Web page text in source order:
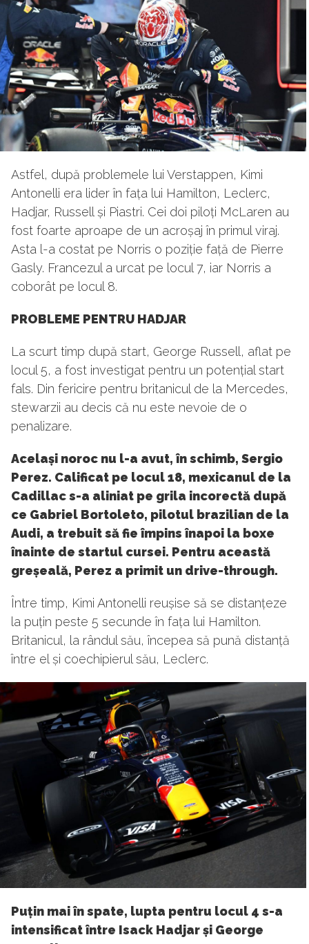
Astfel, după problemele lui Verstappen, Kimi
Antonelli era lider în fața lui Hamilton, Leclerc,
Hadjar, Russell și Piastri. Cei doi piloți McLaren au
fost foarte aproape de un acroșaj în primul viraj.
Asta l-a costat pe Norris o poziție față de Pierre
Gasly. Francezul a urcat pe locul 7, iar Norris a
coborât pe locul 8.
PROBLEME PENTRU HADJAR
La scurt timp după start, George Russell, aflat pe
locul 5, a fost investigat pentru un potențial start
fals. Din fericire pentru britanicul de la Mercedes,
stewarzii au decis că nu este nevoie de o
penalizare.
Același noroc nu l-a avut, în schimb, Sergio
Perez. Calificat pe locul 18, mexicanul de la
Cadillac s-a aliniat pe grila incorectă după
ce Gabriel Bortoleto, pilotul brazilian de la
Audi, a trebuit să fie împins înapoi la boxe
înainte de startul cursei. Pentru această
greșeală, Perez a primit un drive-through.
Între timp, Kimi Antonelli reușise să se distanțeze
la puțin peste 5 secunde în fața lui Hamilton.
Britanicul, la rândul său, începea să pună distanță
între el și coechipierul său, Leclerc.
Puțin mai în spate, lupta pentru locul 4 s-a
intensificat între Isack Hadjar și George